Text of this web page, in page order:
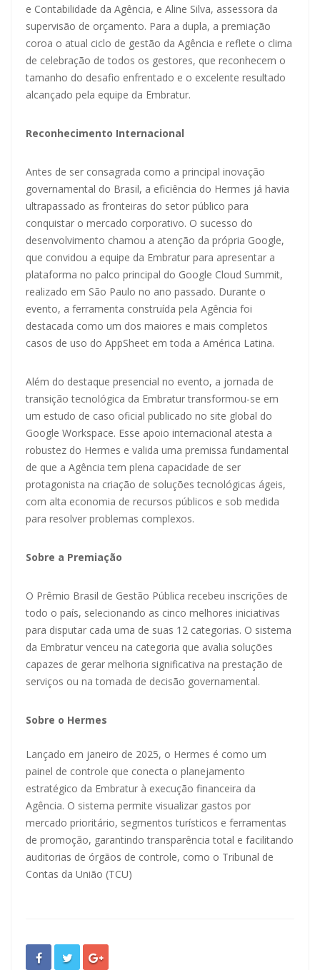
e Contabilidade da Agência, e Aline Silva, assessora da
supervisão de orçamento. Para a dupla, a premiação
coroa o atual ciclo de gestão da Agência e reflete o clima
de celebração de todos os gestores, que reconhecem o
tamanho do desafio enfrentado e o excelente resultado
alcançado pela equipe da Embratur.
Reconhecimento Internacional
Antes de ser consagrada como a principal inovação
governamental do Brasil, a eficiência do Hermes já havia
ultrapassado as fronteiras do setor público para
conquistar o mercado corporativo. O sucesso do
desenvolvimento chamou a atenção da própria Google,
que convidou a equipe da Embratur para apresentar a
plataforma no palco principal do Google Cloud Summit,
realizado em São Paulo no ano passado. Durante o
evento, a ferramenta construída pela Agência foi
destacada como um dos maiores e mais completos
casos de uso do AppSheet em toda a América Latina.
Além do destaque presencial no evento, a jornada de
transição tecnológica da Embratur transformou-se em
um estudo de caso oficial publicado no site global do
Google Workspace. Esse apoio internacional atesta a
robustez do Hermes e valida uma premissa fundamental
de que a Agência tem plena capacidade de ser
protagonista na criação de soluções tecnológicas ágeis,
com alta economia de recursos públicos e sob medida
para resolver problemas complexos.
Sobre a Premiação
O Prêmio Brasil de Gestão Pública recebeu inscrições de
todo o país, selecionando as cinco melhores iniciativas
para disputar cada uma de suas 12 categorias. O sistema
da Embratur venceu na categoria que avalia soluções
capazes de gerar melhoria significativa na prestação de
serviços ou na tomada de decisão governamental.
Sobre o Hermes
Lançado em janeiro de 2025, o Hermes é como um
painel de controle que conecta o planejamento
estratégico da Embratur à execução financeira da
Agência. O sistema permite visualizar gastos por
mercado prioritário, segmentos turísticos e ferramentas
de promoção, garantindo transparência total e facilitando
auditorias de órgãos de controle, como o Tribunal de
Contas da União (TCU)